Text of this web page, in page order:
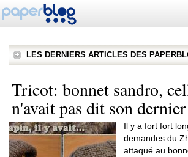
LES DERNIERS ARTICLES DES
Tricot: bonnet sandro,
n'avait pas dit son
Il y a fort fort
demandes du
attaqué au